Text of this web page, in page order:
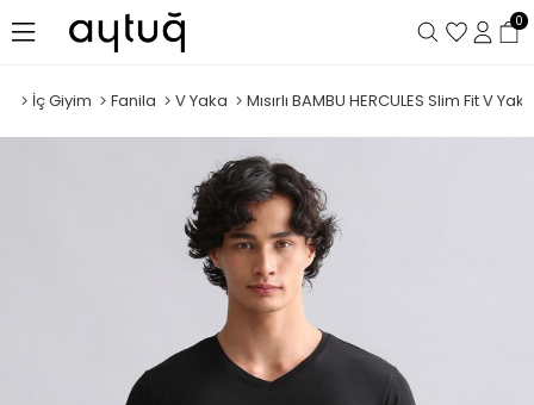
0
İç Giyim Fanila V Yaka